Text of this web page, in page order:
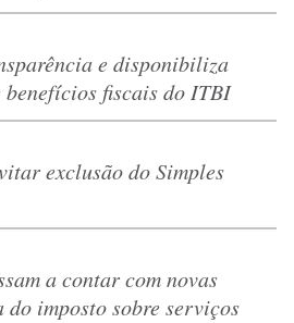
e disponibiliza
benefícios fiscais do ITBI
exclusão do Simples
a contar com novas
imposto sobre serviços